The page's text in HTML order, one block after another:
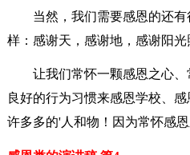
当然，我们需要感恩的还
样：感谢天，感谢地，感谢阳光
让我们常怀一颗感恩之心
良好的行为习惯来感恩学校、
许多多的'人和物！因为常怀感